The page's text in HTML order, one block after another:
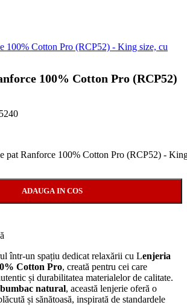
100% Cotton Pro (RCP52) - King size, cu
100% Cotton Pro (RCP52)
pat Ranforce 100% Cotton Pro (RCP52) -
ADAUGA IN COS
într-un spațiu dedicat relaxării cu Lenjeria
Cotton Pro, creată pentru cei care
și durabilitatea materialelor de calitate.
natural, această lenjerie oferă o
și sănătoasă, inspirată de standardele